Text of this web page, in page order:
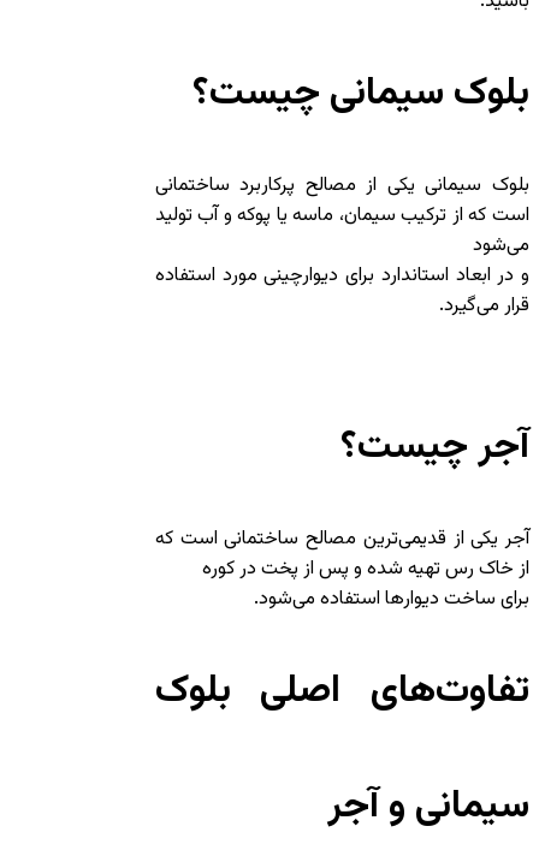
بلوک سیمانی چیست؟
بلوک سیمانی یکی از مصالح پرکاربرد ساختمانی
است که از ترکیب سیمان، ماسه یا پوکه و آب تولید
می‌شود
و در ابعاد استاندارد برای دیوارچینی مورد استفاده
قرار می‌گیرد.
آجر چیست؟
آجر یکی از قدیمی‌ترین مصالح ساختمانی است که
از خاک رس تهیه شده و پس از پخت در کوره
برای ساخت دیوارها استفاده می‌شود.
تفاوت‌های اصلی بلوک
سیمانی و آجر